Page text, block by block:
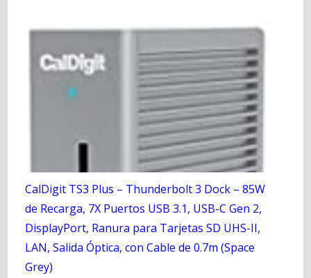
CalDigit TS3 Plus – Thunderbolt 3 Dock – 85W
de Recarga, 7X Puertos USB 3.1, USB-C Gen 2,
DisplayPort, Ranura para Tarjetas SD UHS-II,
LAN, Salida Óptica, con Cable de 0.7m (Space
Grey)